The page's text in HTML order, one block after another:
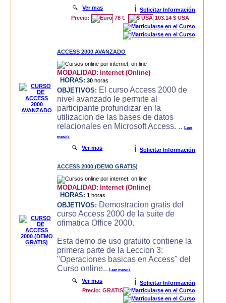
🔍Ver mas i
Solicitar Información
Precio:
78 € 103.14 $ USA
ACCESS 2000 AVANZADO
MODALIDAD: Internet (Online)
HORAS: 30 horas
OBJETIVOS: El curso Access 2000 de
nivel avanzado le permite al
participante profundizar en la
utilizacion de las bases de datos
relacionales en Microsoft Access. ..Leer
mas>>
🔍Ver mas i Solicitar Información
ACCESS 2000 (DEMO GRATIS)
MODALIDAD: Internet (Online)
HORAS: 1 horas
OBJETIVOS: Demostracion gratis del
curso Access 2000 de la suite de
ofimatica Office 2000.
Esta demo de uso gratuito contiene la
primera parte de la Leccion 3:
"Operaciones basicas en Access" del
Curso online..Leer mas>>
🔍Ver mas i
Solicitar Información
Precio: GRATIS